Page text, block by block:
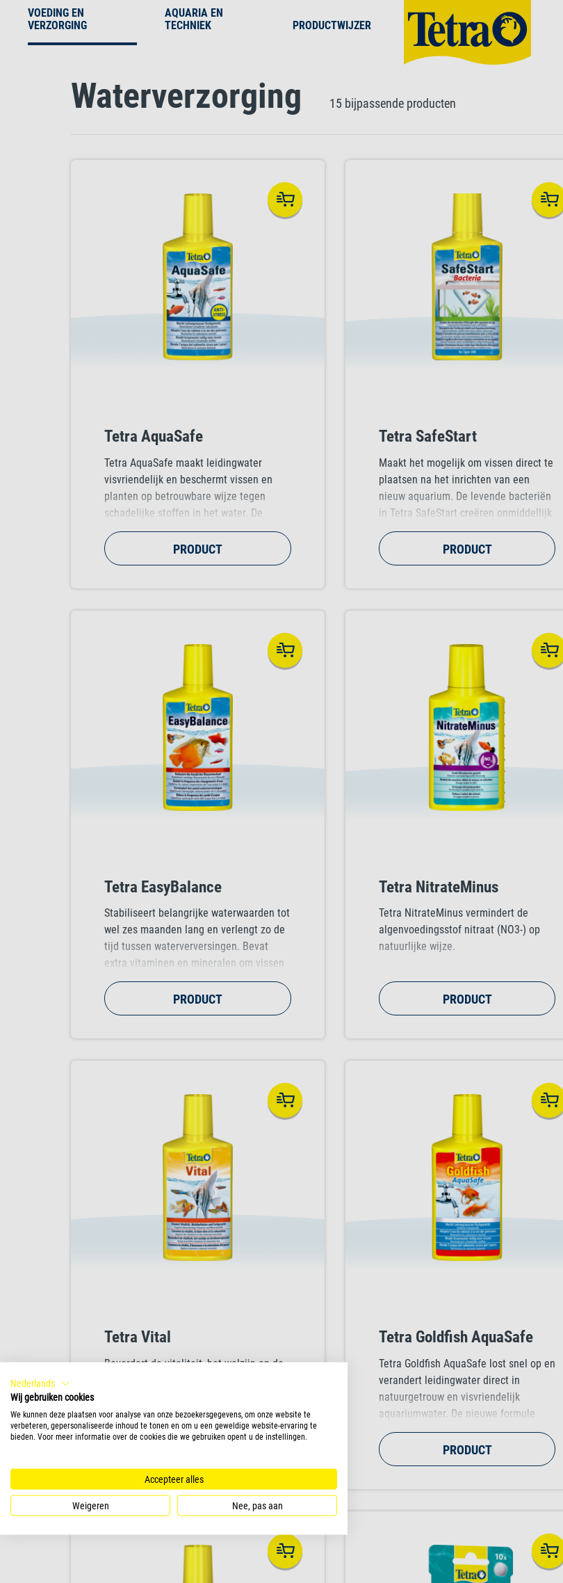
VOEDING EN
VERZORGING
AQUARIA EN
TECHNIEK
PRODUCTWIJZER
Waterverzorging 15 bijpassende producten
Tetra AquaSafe
Tetra AquaSafe maakt leidingwater
visvriendelijk en beschermt vissen en
planten op betrouwbare wijze tegen
schadelijke stoffen in het water. De
geoptimaliseerde vitamine B-mix
vermindert stress bij vissen tijdens
waterverversingen nu nog beter en legt
PRODUCT
Tetra SafeStart
Maakt het mogelijk om vissen direct te
plaatsen na het inrichten van een
nieuw aquarium. De levende bacteriën
in Tetra SafeStart creëren onmiddellijk
een biologisch actieve leefomgeving.
PRODUCT
Tetra EasyBalance
Stabiliseert belangrijke waterwaarden tot
wel zes maanden lang en verlengt zo de
tijd tussen waterverversingen. Bevat
extra vitaminen en mineralen om vissen
vitaal en gezond te houden.
PRODUCT
Tetra NitrateMinus
Tetra NitrateMinus vermindert de
algenvoedingsstof nitraat (NO3-) op
natuurlijke wijze.
PRODUCT
Tetra Vital
Bevordert de vitaliteit, het welzijn en de
sporenelementen uit de oorspronkelijke
biotoop van de vissen, die in leidingwater
natuurgetrouwe leefomgeving waarin
vissen zich thuis voelen en hun
natuurlijke kleurenpracht laten zien.
Tetra Goldfish AquaSafe
Tetra Goldfish AquaSafe lost snel op en
verandert leidingwater direct in
natuurgetrouw en visvriendelijk
aquariumwater. De nieuwe formule
bevordert de gezondheid van de vissen
met een unieke mix van vitaminen,
natuurlijke biopolymeren en
PRODUCT
Nederlands
Wij gebruiken cookies
We kunnen deze plaatsen voor analyse van onze bezoekersgegevens, om onze website te
verbeteren, gepersonaliseerde inhoud te tonen en om u een geweldige website-ervaring te
bieden. Voor meer informatie over de cookies die we gebruiken opent u de instellingen.
Accepteer alles
Weigeren Nee, pas aan